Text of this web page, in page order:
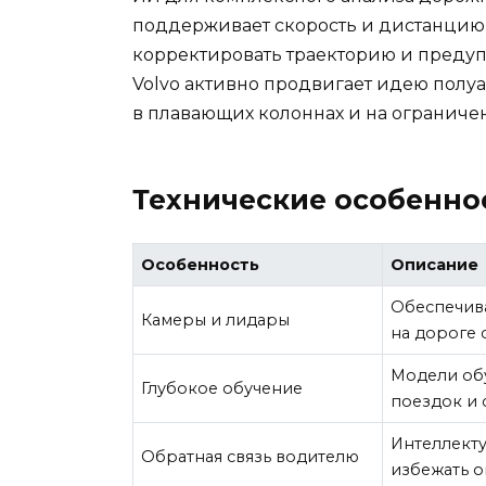
поддерживает скорость и
корректировать траекторию и
Volvo активно продвигает идею
в плавающих колоннах и на
Технические
Особенность Описание
Камеры и лидары
на дороге
Глубокое обучение
Модели
поездок и
Обратная связь водителю
избежать